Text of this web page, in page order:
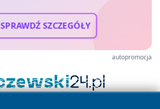
SPRAWDŹ SZCZEGÓŁY
autopromocja